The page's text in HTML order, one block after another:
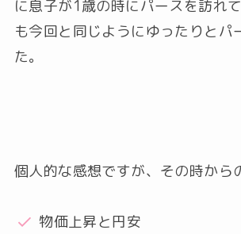
に息子が1歳の時にパースを訪れ
も今回と同じようにゆったりとパ
た。
個人的な感想ですが、その時から
物価上昇と円安